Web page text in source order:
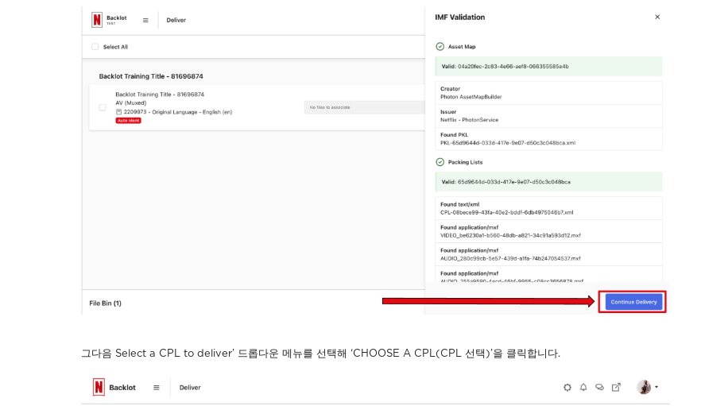
그다음 Select a CPL to deliver’ 드롭다운 메뉴를 선택해 ‘CHOOSE A CPL(CPL 선택)’을 클릭합니다.